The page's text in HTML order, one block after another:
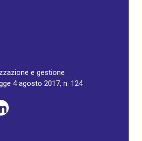
e gestione
4 agosto 2017, n. 124